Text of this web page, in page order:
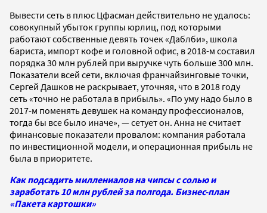
Вывести сеть в плюс Цфасман действительно не удалось:
совокупный убыток группы юрлиц, под которыми
работают собственные девять точек «Даблби», школа
бариста, импорт кофе и головной офис, в 2018-м составил
порядка 30 млн рублей при выручке чуть больше 300 млн.
Показатели всей сети, включая франчайзинговые точки,
Сергей Дашков не раскрывает, уточняя, что в 2018 году
сеть «точно не работала в прибыль». «По уму надо было в
2017-м поменять девушек на команду профессионалов,
тогда бы все было иначе», —сетует он. Анна не считает
финансовые показатели провалом: компания работала
по инвестиционной модели, и операционная прибыль не
была в приоритете.
Как подсадить миллениалов на чипсы с солью и
заработать 10 млн рублей за полгода. Бизнес-план
«Пакета картошки»